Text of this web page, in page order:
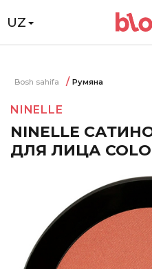
UZ
Bosh sahifa Румяна
NINELLE
NINELLE
ДЛЯ ЛИЦА